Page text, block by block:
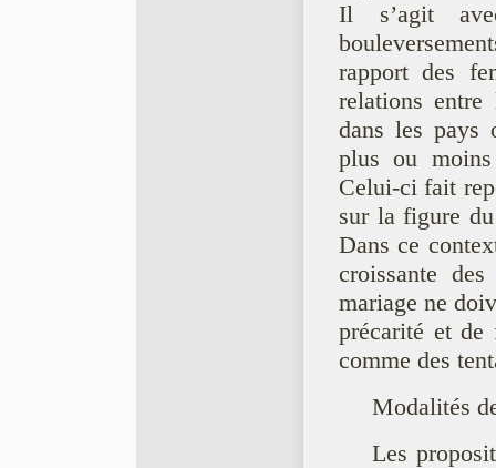
Il s’agit
rapport des
relations
dans les pays
plus ou
Celui-ci fait
sur la figure
Dans ce
croissante
mariage ne
précarité et de
comme des
Modalités
Les